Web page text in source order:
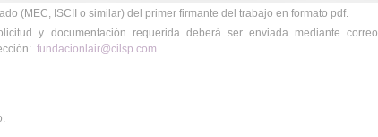
(MEC, ISCII o similar) del primer firmante del trabajo en formato pdf.
y documentación requerida deberá ser enviada mediante correo
fundacionlair@cilsp.com.